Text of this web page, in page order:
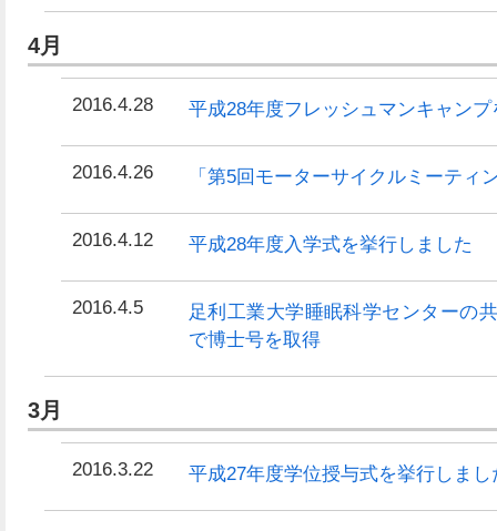
4月
2016.4.28 平成28年度フレッシュマンキャン
2016.4.26 「第5回モーターサイクルミーティ
2016.4.12 平成28年度入学式を挙行しました
2016.4.5
足利工業大学睡眠科学センターの
で博士号を取得
3月
2016.3.22 平成27年度学位授与式を挙行しまし